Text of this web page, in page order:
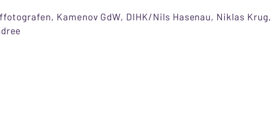
Kamenov GdW, DIHK/Nils Hasenau, Niklas Krug,